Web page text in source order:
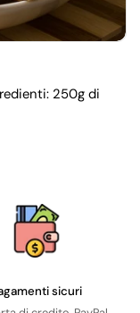
250g di
sicuri